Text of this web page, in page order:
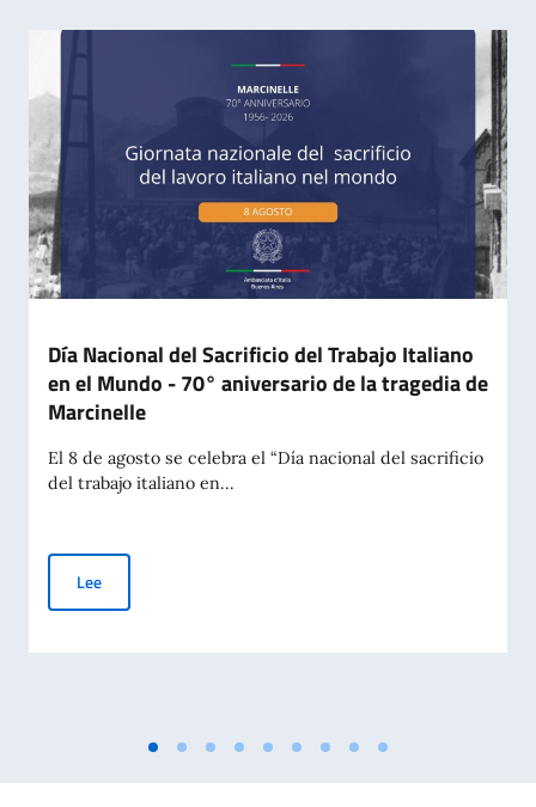
Día Nacional del Sacrificio del Trabajo Italiano
en el Mundo - 70° aniversario de la tragedia de
Marcinelle
El 8 de agosto se celebra el “Día nacional del sacrificio
del trabajo italiano en...
LeeDía Nacional del Sacrificio del Trabajo Italiano en el Mundo